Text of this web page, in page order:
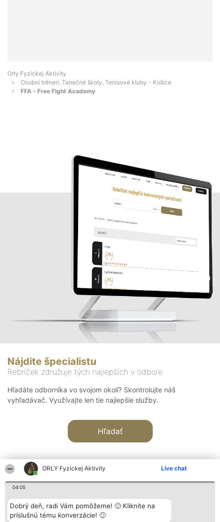
ORLY Fyzickej Aktivity Live chat
04:05
Dobrý deň, radi Vám pomôžeme! 🙂 Kliknite na
príslušnú tému konverzácie! 🙂
Orly Fyzickej Aktivity
Osobní tréneri, Tanečné školy, Tenisové kluby - Košice
FFA - Free Fight Academy
Nájdite špecialistu
Rebríček združuje tých najlepších v odbore
Hľadáte odborníka vo svojom okolí? Skontrolujte náš
vyhľadávač. Využívajte len tie najlepšie služby.
Hľadať
Organizátor hodnotenia
Bright Side Solutions sp. z o.
o. sp. k.
Hodnotenie
Laureáti
Lista
Kontakt
Kontakt